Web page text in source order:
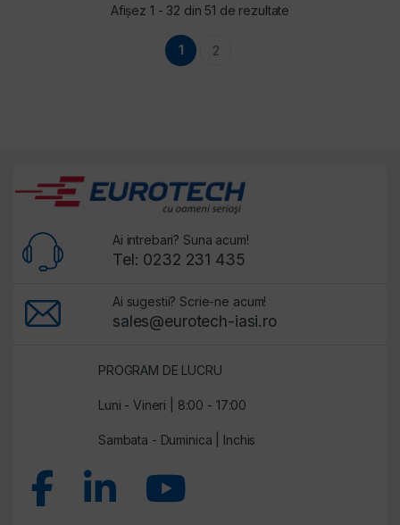
Afișez 1 - 32 din 51 de rezultate
1 2
Ai intrebari? Suna acum!
Tel: 0232 231 435
Ai sugestii? Scrie-ne acum!
sales@eurotech-iasi.ro
PROGRAM DE LUCRU
Luni - Vineri | 8:00 - 17:00
Sambata - Duminica | Inchis